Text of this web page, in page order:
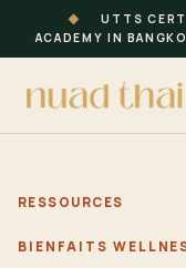
◆ UTTS
ACADEMY IN
RESSOURCES
BIENFAITS